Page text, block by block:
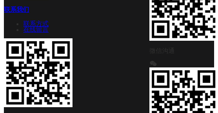
联系我们
联系方式
在线留言
微信沟通